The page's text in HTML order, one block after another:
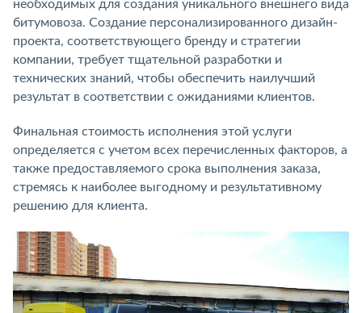
необходимых для создания уникального внешнего вида
битумовоза. Создание персонализированного дизайн-
проекта, соответствующего бренду и стратегии
компании, требует тщательной разработки и
технических знаний, чтобы обеспечить наилучший
результат в соответствии с ожиданиями клиентов.
Финальная стоимость исполнения этой услуги
определяется с учетом всех перечисленных факторов, а
также предоставляемого срока выполнения заказа,
стремясь к наиболее выгодному и результативному
решению для клиента.